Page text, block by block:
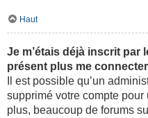
Haut
Je m’étais déjà inscrit par
présent plus me
Il est possible qu’un
supprimé votre compte
plus, beaucoup de forums